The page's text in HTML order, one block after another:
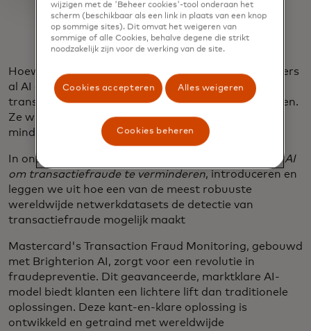
Hoewel de meeste financiële instellingen en winkeliers
al AI en ML gebruiken voor het opsporen van
transactiefraude, willen ze meer van hun oplossingen.
Ze willen betere gegevensanalyse, minder fraude,
minder fout-positieven en meer goedkeuringen.
In ons e-book,
De kracht van de huidige marktklare AI
om transactiefraude te verminderen, introduceren en
leggen we uit hoe een van de meest robuuste
wereldwijde netwerkdatasets de detectie van
transactiefraude mogelijk maakt
Mastercard's Transaction Fraud Monitoring, gebouwd
met Brighterion AI, zorgt voor een revolutie in
fraudepreventie. Dit geavanceerde, marktklare AI-
model biedt klanten een lichtere lift dan traditionele
oplossingen. Deze kant-en-klare oplossing is
ontwikkeld en getraind met wereldwijde
wijzigen met de 'Beheer cookies'-tool onderaan het
scherm (beschikbaar als een link in plaats van een knop
op sommige sites). Dit omvat het weigeren van
sommige of alle Cookies, behalve degene die strikt
noodzakelijk zijn voor de werking van de site.
Cookies accepteren Alles weigeren
Cookies beheren